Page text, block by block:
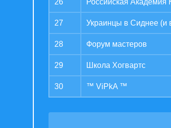
26 Российская Академия
27 Украинцы в Сиднее (и
28 Форум мастеров
29 Школа Хогвартс
30 ™ ViPkA ™